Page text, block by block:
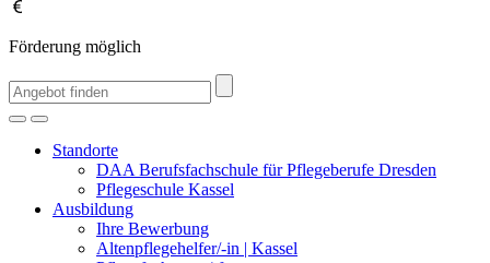
Förderung möglich
Standorte
DAA Berufsfachschule für Pflegeberufe Dresden
Pflegeschule Kassel
Ausbildung
Ihre Bewerbung
Altenpflegehelfer/-in | Kassel